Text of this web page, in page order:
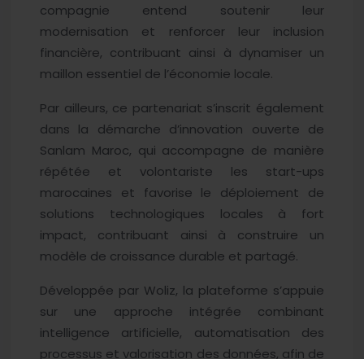
compagnie entend soutenir leur
modernisation et renforcer leur inclusion
financière, contribuant ainsi à dynamiser un
maillon essentiel de l’économie locale.
Par ailleurs, ce partenariat s’inscrit également
dans la démarche d’innovation ouverte de
Sanlam Maroc, qui accompagne de manière
répétée et volontariste les start-ups
marocaines et favorise le déploiement de
solutions technologiques locales à fort
impact, contribuant ainsi à construire un
modèle de croissance durable et partagé.
Développée par Woliz, la plateforme s’appuie
sur une approche intégrée combinant
intelligence artificielle, automatisation des
processus et valorisation des données, afin de